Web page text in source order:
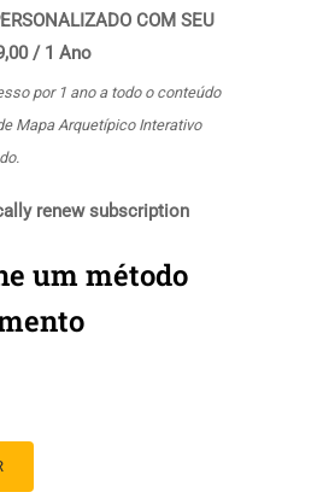
COM SEU
/ 1 Ano
por 1 ano a todo o conteúdo
Mapa Arquetípico Interativo
renew subscription
um método